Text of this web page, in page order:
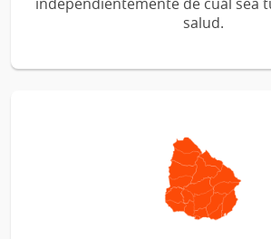
independientemente de cuál sea
salud.